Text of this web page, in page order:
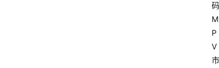
码
M
P
V
市